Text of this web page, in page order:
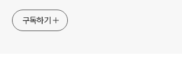
구독하기